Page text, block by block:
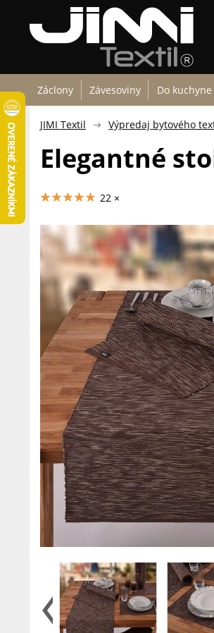
Záclony Závesoviny Do kuchyne
JIMI Textil Výpredaj bytového
22 ×
Elegantné